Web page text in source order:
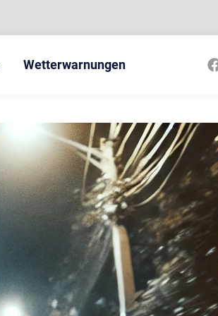
Wetterwarnungen